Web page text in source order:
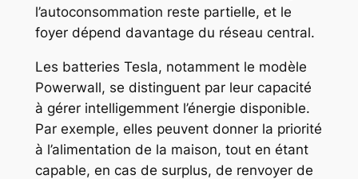
l’autoconsommation reste partielle, et le
foyer dépend davantage du réseau central.
Les batteries Tesla, notamment le modèle
Powerwall, se distinguent par leur capacité
à gérer intelligemment l’énergie disponible.
Par exemple, elles peuvent donner la priorité
à l’alimentation de la maison, tout en étant
capable, en cas de surplus, de renvoyer de